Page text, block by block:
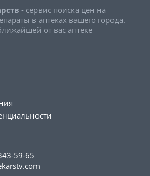
- сервис поиска цен на
в аптеках вашего города.
от вас аптеке
59-65